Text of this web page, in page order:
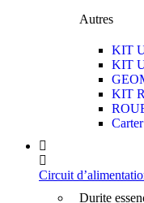
Autres
KIT
KIT
KIT
Circuit
Durite